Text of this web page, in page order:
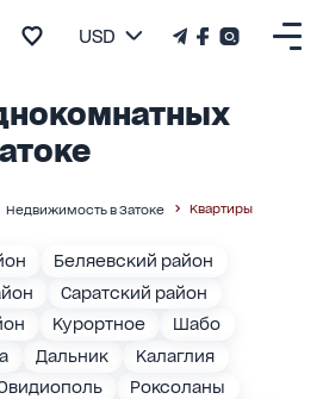
USD
Недвижимость в Затоке Квартиры
Беляевский район
Саратский район
Курортное
Шабо
Дальник
Калаглия
Роксоланы